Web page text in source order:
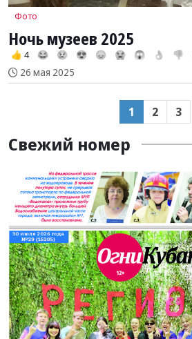
Фото
Ночь музеев 2025
👍 4 😂 😢 😍 😞 😭 😱 👌 👎
26 мая 2025
1 2 3
Свежий номер